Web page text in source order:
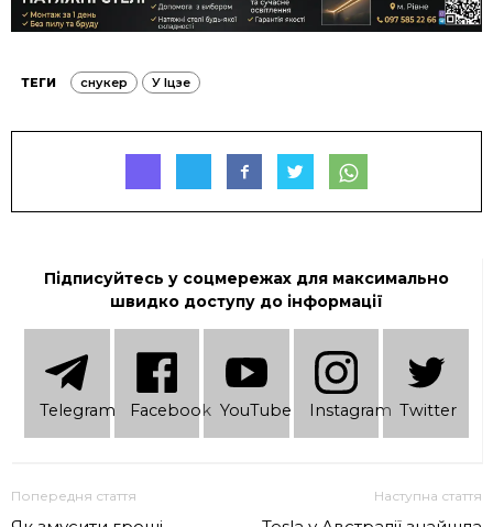
ТЕГИ снукер У Іцзе
Підписуйтесь у соцмережах для максимально
швидко доступу до інформації
Telеgram Facebook YouTube Instagram Twitter
Попередня стаття Наступна стаття